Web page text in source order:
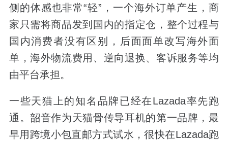
侧的体感也非常“轻”，一个海外订单产生，商
家只需将商品发到国内的指定仓，整个过程与
国内消费者没有区别，后面面单改写海外面
单，海外物流费用、逆向退换、客诉服务等均
由平台承担。
一些天猫上的知名品牌已经在Lazada率先跑
通。韶音作为天猫骨传导耳机的第一品牌，最
早用跨境小包直邮方式试水，很快在Lazada跑